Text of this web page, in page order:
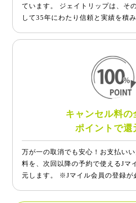
ています。 ジェイトリップは、そ
して35年にわたり信頼と実績を積
キャンセル料の
ポイントで還
万が一の取消でも安心！お支払い
料を、次回以降の予約で使えるJマ
元します。 ※Jマイル会員の登録が